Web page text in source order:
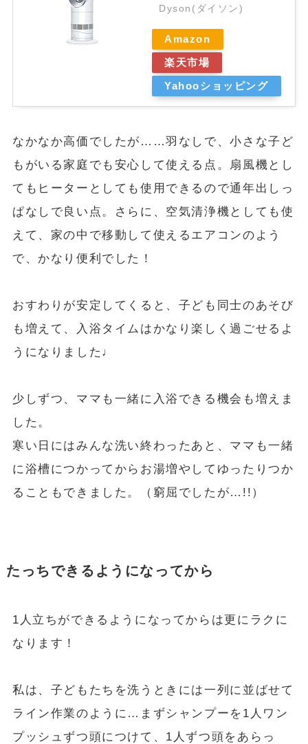
Dyson(ダイソン)
Amazon
楽天市場
Yahooショッピング
なかなか高価でしたが……羽なしで、小さな子ど
もがいる家庭でも安心して使える点。扇風機とし
てもヒーターとしても使用できるので通年出しっ
ぱなしで良い点。さらに、空気清浄機としても使
えて、家の中で移動して使えるエアコンのよう
で、かなり便利でした！
おすわりが安定してくると、子ども同士のあそび
も増えて、入浴タイムはかなり楽しく過ごせるよ
うになりました♩
少しずつ、ママも一緒に入浴できる機会も増えま
した。
寒い日にはみんな洗い終わったあと、ママも一緒
に浴槽につかってからお湯増やしてゆったりつか
ることもできました。（窮屈でしたが…!!）
たっちできるようになってから
1人立ちができるようになってからは更にラクに
なります！
私は、子どもたちを洗うときには一列に並ばせて
ライン作業のように…まずシャンプーを1人ワン
プッシュずつ頭につけて、1人ずつ頭をあらっ